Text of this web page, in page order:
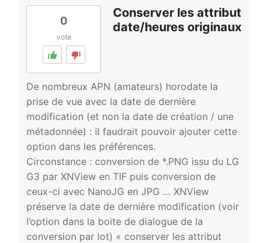
0
vote
Conserver les attribut
date/heures originaux
De nombreux APN (amateurs) horodate la
prise de vue avec la date de dernière
modification (et non la date de création / une
métadonnée) : il faudrait pouvoir ajouter cette
option dans les préférences.
Circonstance : conversion de *.PNG issu du LG
G3 par XNView en TIF puis conversion de
ceux-ci avec NanoJG en JPG … XNView
préserve la date de dernière modification (voir
l’option dans la boite de dialogue de la
conversion par lot) « conserver les attribut